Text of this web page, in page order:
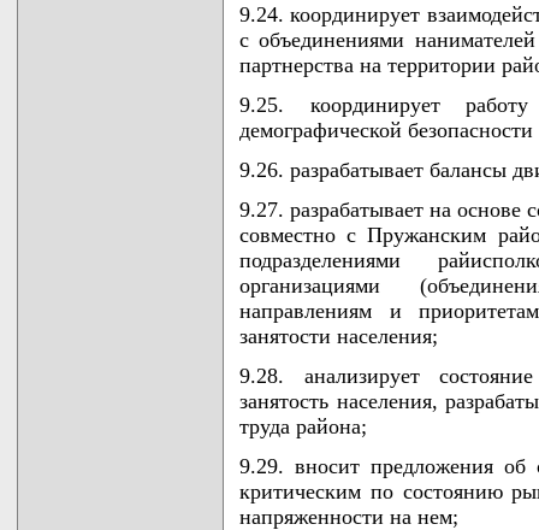
9.24. координирует
с объединениями
партнерства на территории
9.25. координирует
демографической
9.26. разрабатывает балансы
9.27. разрабатывает на основе
совместно с Пружанским
подразделениями
организациями
направлениям и
занятости населения;
9.28. анализирует
занятость населения,
труда района;
9.29. вносит предложения об
критическим по состоянию
напряженности на нем;